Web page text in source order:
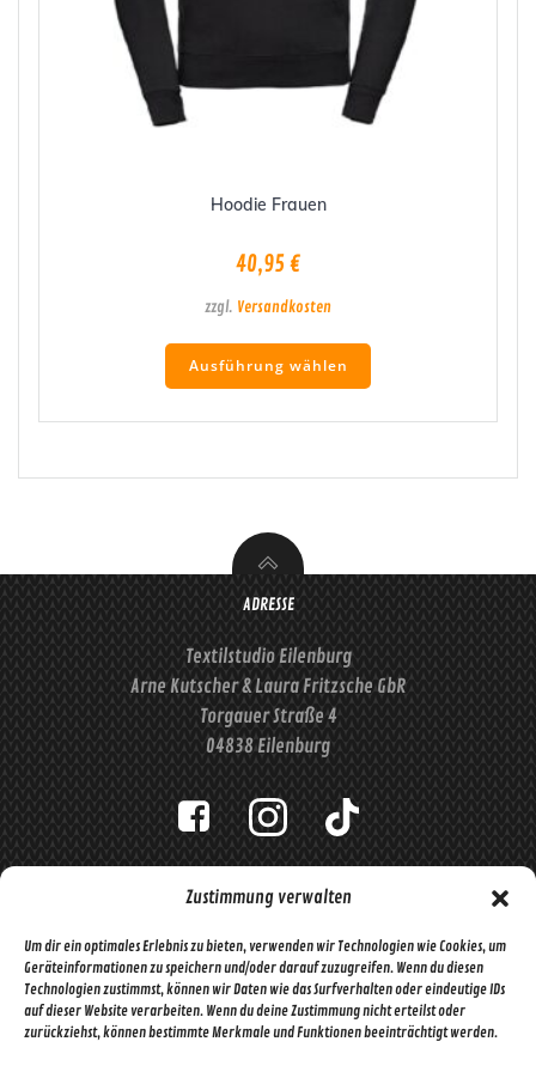
Zustimmung verwalten
Um dir ein optimales Erlebnis zu bieten, verwenden wir Technologien wie Cookies, um
Geräteinformationen zu speichern und/oder darauf zuzugreifen. Wenn du diesen
Technologien zustimmst, können wir Daten wie das Surfverhalten oder eindeutige IDs
auf dieser Website verarbeiten. Wenn du deine Zustimmung nicht erteilst oder
zurückziehst, können bestimmte Merkmale und Funktionen beeinträchtigt werden.
Hoodie Frauen
40,95€
zzgl. Versandkosten
Ausführung wählen
Dieses
weist
mehrere
auf
der
Produktseite
gewählt
werden
ADRESSE
Textilstudio Eilenburg
Arne Kutscher & Laura Fritzsche GbR
Torgauer Straße 4
04838 Eilenburg
DATENSCHUTZERKLÄRUNG
GESCHÄFTSBEDINGUNGEN COOKIE-RICHTLINIE (EU)
VERTRAG WIDERRUFEN